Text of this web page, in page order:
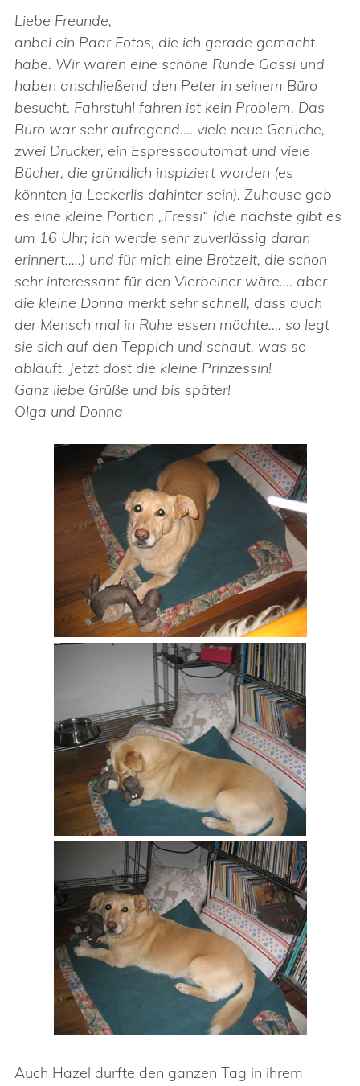
Liebe Freunde,
anbei ein Paar Fotos, die ich gerade gemacht
habe. Wir waren eine schöne Runde Gassi und
haben anschließend den Peter in seinem Büro
besucht. Fahrstuhl fahren ist kein Problem. Das
Büro war sehr aufregend…. viele neue Gerüche,
zwei Drucker, ein Espressoautomat und viele
Bücher, die gründlich inspiziert worden (es
könnten ja Leckerlis dahinter sein). Zuhause gab
es eine kleine Portion „Fressi“ (die nächste gibt es
um 16 Uhr; ich werde sehr zuverlässig daran
erinnert…..) und für mich eine Brotzeit, die schon
sehr interessant für den Vierbeiner wäre…. aber
die kleine Donna merkt sehr schnell, dass auch
der Mensch mal in Ruhe essen möchte…. so legt
sie sich auf den Teppich und schaut, was so
abläuft. Jetzt döst die kleine Prinzessin!
Ganz liebe Grüße und bis später!
Olga und Donna
Auch Hazel durfte den ganzen Tag in ihrem